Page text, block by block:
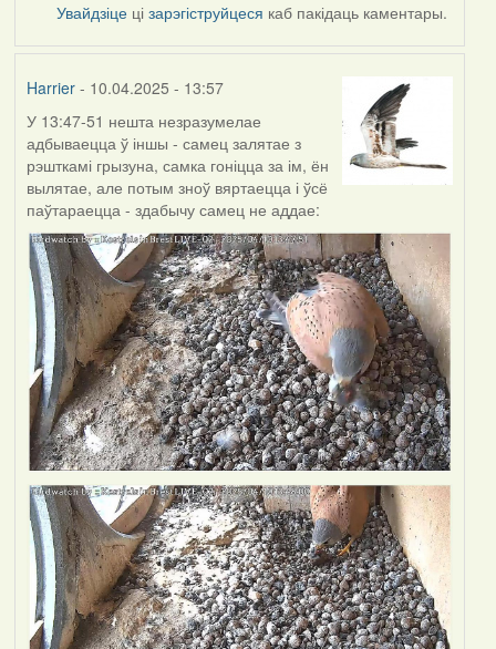
Увайдзіце цізарэгіструйцеся каб пакідаць каментары.
Harrier- 10.04.2025 - 13:57
У 13:47-51 нешта незразумелае
адбываецца ў іншы - самец залятае з
рэшткамі грызуна, самка гоніцца за ім, ён
вылятае, але потым зноў вяртаецца і ўсё
паўтараецца - здабычу самец не аддае: